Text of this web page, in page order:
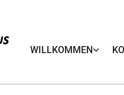
WILLKOMMEN